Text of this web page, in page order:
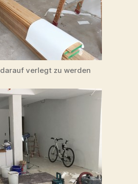
verlegt zu werden